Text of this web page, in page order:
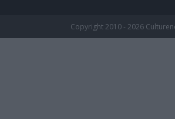
Copyright 2010 - 2026